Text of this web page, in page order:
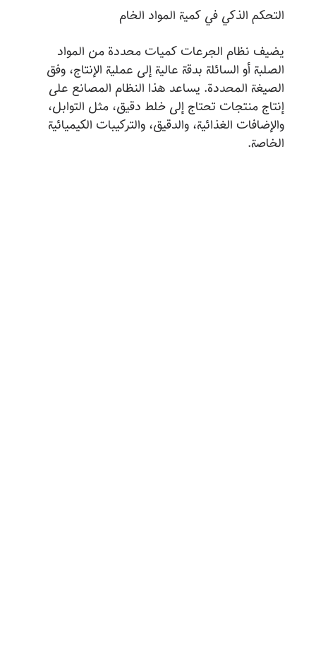
التحكم الذكي في كمية المواد الخام
يضيف نظام الجرعات كميات محددة من المواد
الصلبة أو السائلة بدقة عالية إلى عملية الإنتاج، وفق
الصيغة المحددة. يساعد هذا النظام المصانع على
إنتاج منتجات تحتاج إلى خلط دقيق، مثل التوابل،
والإضافات الغذائية، والدقيق، والتركيبات الكيميائية
الخاصة.